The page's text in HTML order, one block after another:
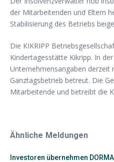
der Mitarbeitenden und Eltern
Stabilisierung des Betriebs
Die KIKRIPP
Kindertagesstätte Kikripp. In
Unternehmensangaben derzeit
Ganztagsbetrieb betreut. Die
Mitarbeitende und betreibt die
Ähnliche Meldungen
Investoren übernehmen